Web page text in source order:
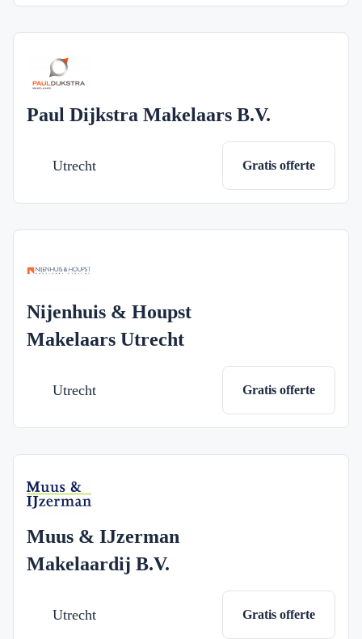
Paul Dijkstra Makelaars B.V.
Utrecht Gratis offerte
Nijenhuis & Houpst
Makelaars Utrecht
Utrecht Gratis offerte
Muus & IJzerman
Makelaardij B.V.
Utrecht Gratis offerte